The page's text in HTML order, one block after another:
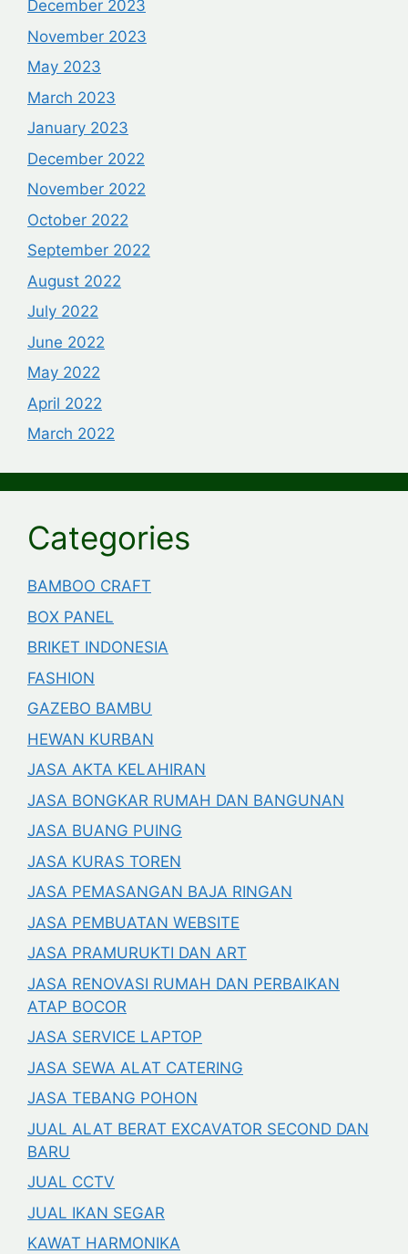
December 2023
November 2023
May 2023
March 2023
January 2023
December 2022
November 2022
October 2022
September 2022
August 2022
July 2022
June 2022
May 2022
April 2022
March 2022
Categories
BAMBOO CRAFT
BOX PANEL
BRIKET INDONESIA
FASHION
GAZEBO BAMBU
HEWAN KURBAN
JASA AKTA KELAHIRAN
JASA BONGKAR RUMAH DAN BANGUNAN
JASA BUANG PUING
JASA KURAS TOREN
JASA PEMASANGAN BAJA RINGAN
JASA PEMBUATAN WEBSITE
JASA PRAMURUKTI DAN ART
JASA RENOVASI RUMAH DAN PERBAIKAN
ATAP BOCOR
JASA SERVICE LAPTOP
JASA SEWA ALAT CATERING
JASA TEBANG POHON
JUAL ALAT BERAT EXCAVATOR SECOND DAN
BARU
JUAL CCTV
JUAL IKAN SEGAR
KAWAT HARMONIKA